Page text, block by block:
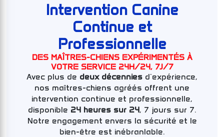
Intervention Canine
Continue et
Professionnelle
DES MAÎTRES-CHIENS EXPÉRIMENTÉS À
VOTRE SERVICE 24H/24, 7J/7
Avec plus de deux décennies d'expérience,
nos maîtres-chiens agréés offrent une
intervention continue et professionnelle,
disponible 24 heures sur 24, 7 jours sur 7.
Notre engagement envers la sécurité et le
bien-être est inébranlable.